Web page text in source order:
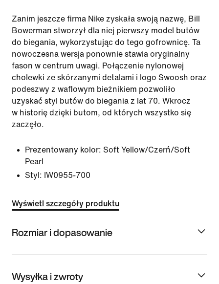
Zanim jeszcze firma Nike zyskała swoją nazwę, Bill
Bowerman stworzył dla niej pierwszy model butów
do biegania, wykorzystując do tego gofrownicę. Ta
nowoczesna wersja ponownie stawia oryginalny
fason w centrum uwagi. Połączenie nylonowej
cholewki ze skórzanymi detalami i logo Swoosh oraz
podeszwy z waflowym bieżnikiem pozwoliło
uzyskać styl butów do biegania z lat 70. Wkrocz
w historię dzięki butom, od których wszystko się
zaczęło.
Prezentowany kolor: Soft Yellow/Czerń/Soft
Pearl
Styl: IW0955-700
Wyświetl szczegóły produktu
Rozmiar i dopasowanie
Wysyłka i zwroty